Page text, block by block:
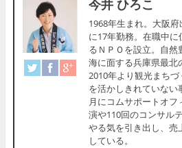
今井 ひろこ
1968年生まれ。大阪
に17年勤務。在職中
るＮＰＯを設立。自
海に面する兵庫県最北
2010年より観光まち
を活かしきれていない
月にコムサポートオ
演や110回のコンサル
やる気を引き出し、売
している。